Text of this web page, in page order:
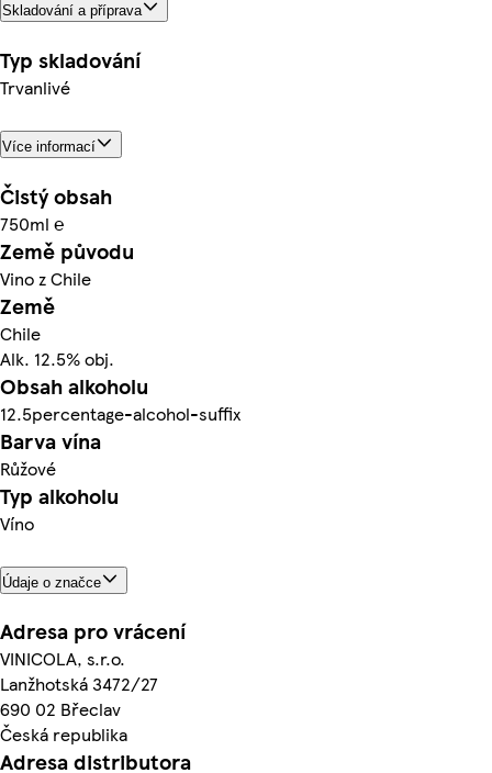
Skladování a příprava
Typ skladování
Trvanlivé
Více informací
Čistý obsah
750ml ℮
Země původu
Vino z Chile
Země
Chile
Alk. 12.5% obj.
Obsah alkoholu
12.5percentage-alcohol-suffix
Barva vína
Růžové
Typ alkoholu
Víno
Údaje o značce
Adresa pro vrácení
VINICOLA, s.r.o.
Lanžhotská 3472/27
690 02 Břeclav
Česká republika
Adresa distributora